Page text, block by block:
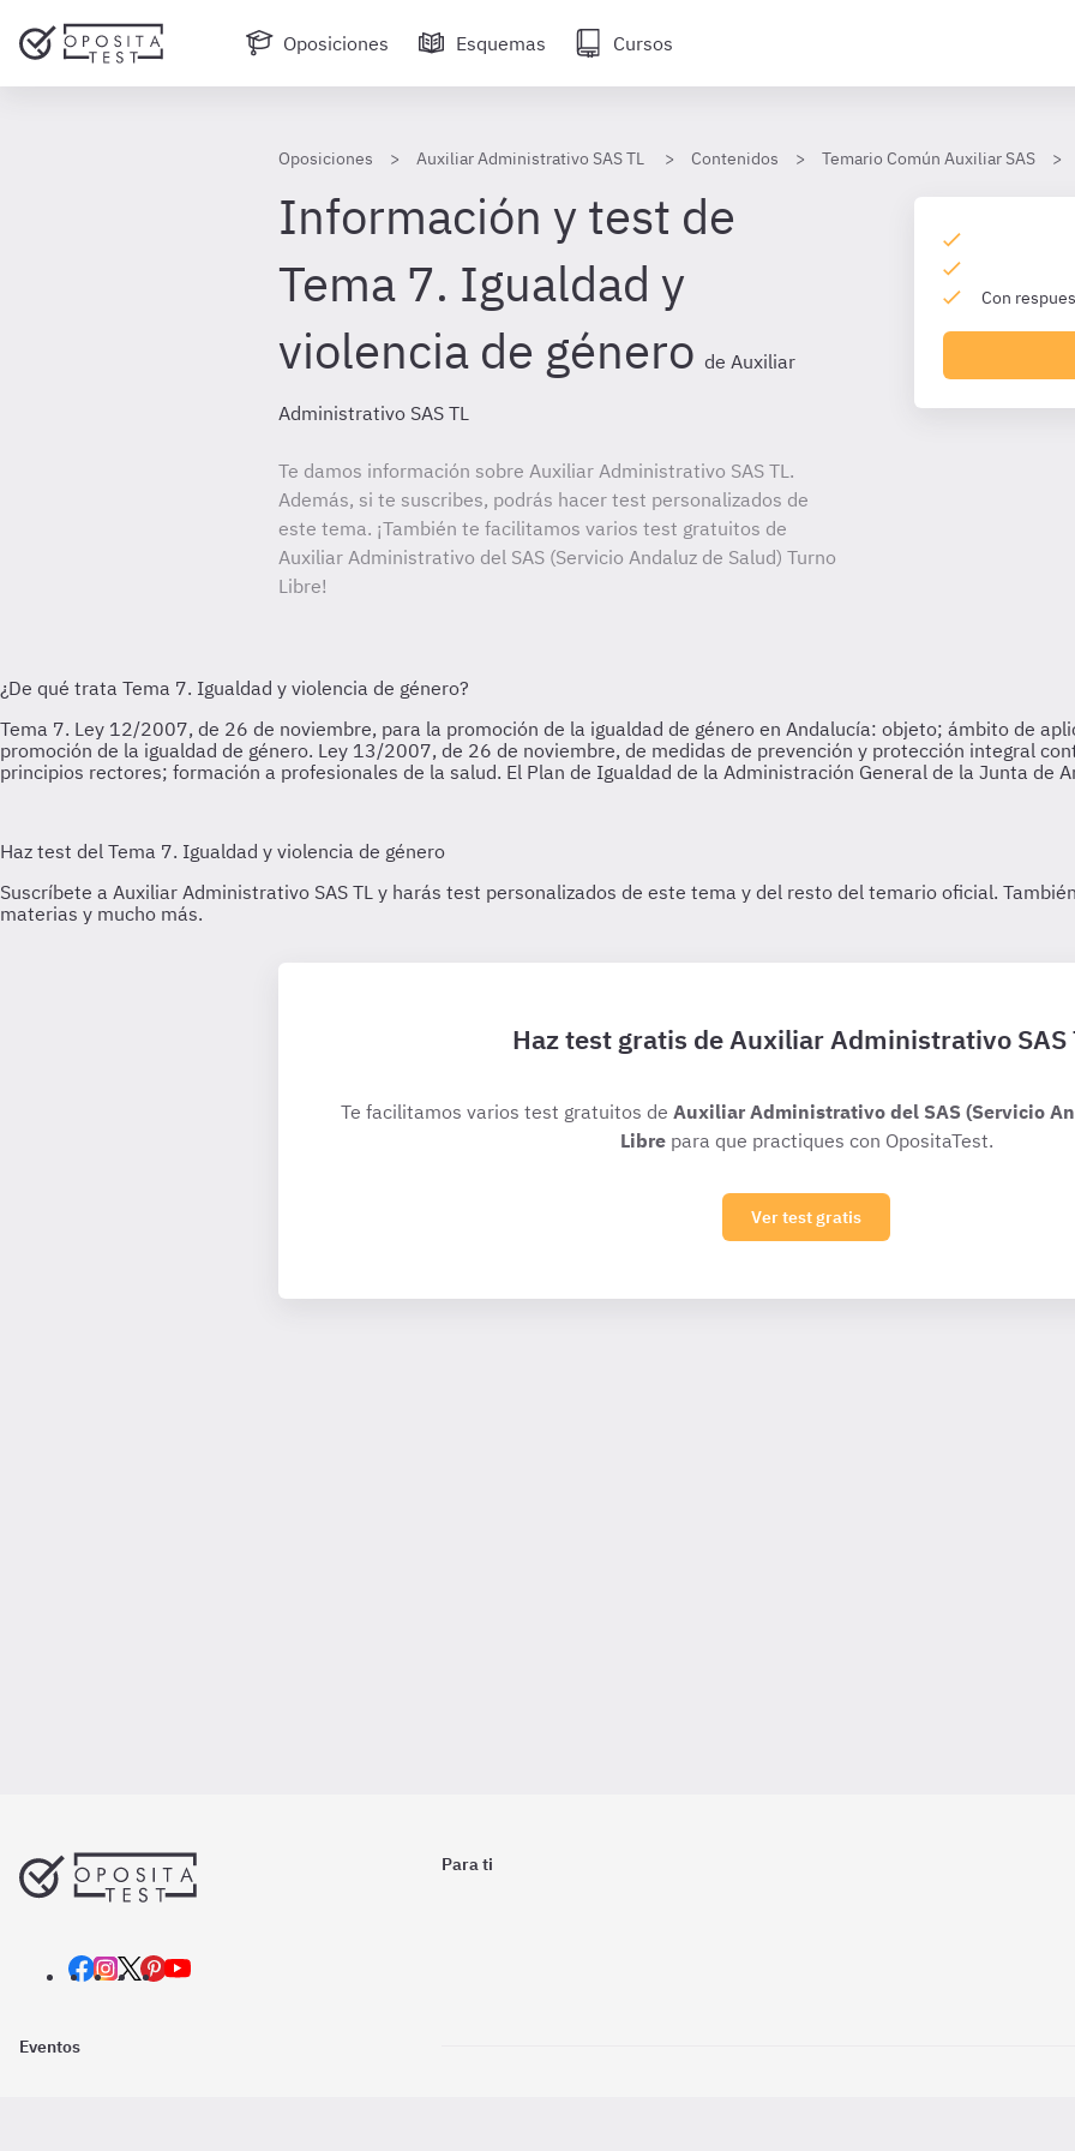
Oposiciones Esquemas Cursos
Oposiciones Auxiliar Administrativo SAS TL Contenidos Temario Común Auxiliar SAS
Información y test de
Tema 7. Igualdad y
violencia de género de Auxiliar
Administrativo SAS TL
Te damos información sobre Auxiliar Administrativo SAS TL.
Además, si te suscribes, podrás hacer test personalizados de
este tema. ¡También te facilitamos varios test gratuitos de
Auxiliar Administrativo del SAS (Servicio Andaluz de Salud) Turno
Libre!
Con
Haz test gratis de Auxiliar Administrativo SAS
Te facilitamos varios test gratuitos de Auxiliar Administrativo del SAS (Servicio
Librepara que practiques con OpositaTest.
Ver test gratis
Para ti
Eventos